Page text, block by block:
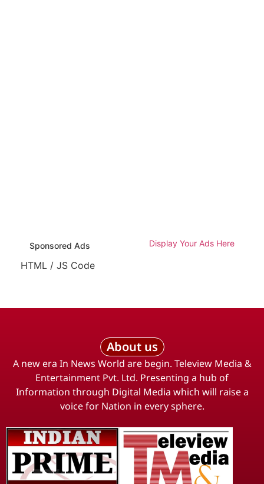
Sponsored Ads Display Your Ads Here
HTML / JS Code
About us
A new era In News World are begin. Teleview Media &
Entertainment Pvt. Ltd. Presenting a hub of
Information through Digital Media which will raise a
voice for Nation in every sphere.